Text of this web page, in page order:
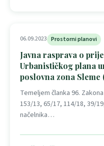
06.09.2023 Prostorni planovi
Javna rasprava o
Urbanističkog plana
poslovna zona Sleme
Temeljem članka 96.
153/13, 65/17, 114/18, 39/
načelnika…